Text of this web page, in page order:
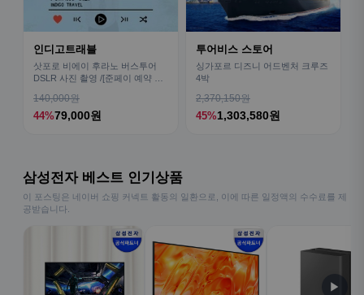
인디고트래블
삿포로 비에이 후라노 버스투어
DSLR 사진 촬영 /[준페이 예약 식
140,000원
44%79,000원
투어비스 스토어
싱가포르 디즈니 어드벤처 크루즈
4박
2,370,150원
45%1,303,580원
삼성전자 베스트 인기상품
이 포스팅은 네이버 쇼핑 커넥트 활동의 일환으로, 이에 따른 일정액의 수수료를 제
공받습니다.
▶